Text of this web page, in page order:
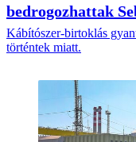
bedrogozhattak
Kábítószer-birtoklás
történtek miatt.